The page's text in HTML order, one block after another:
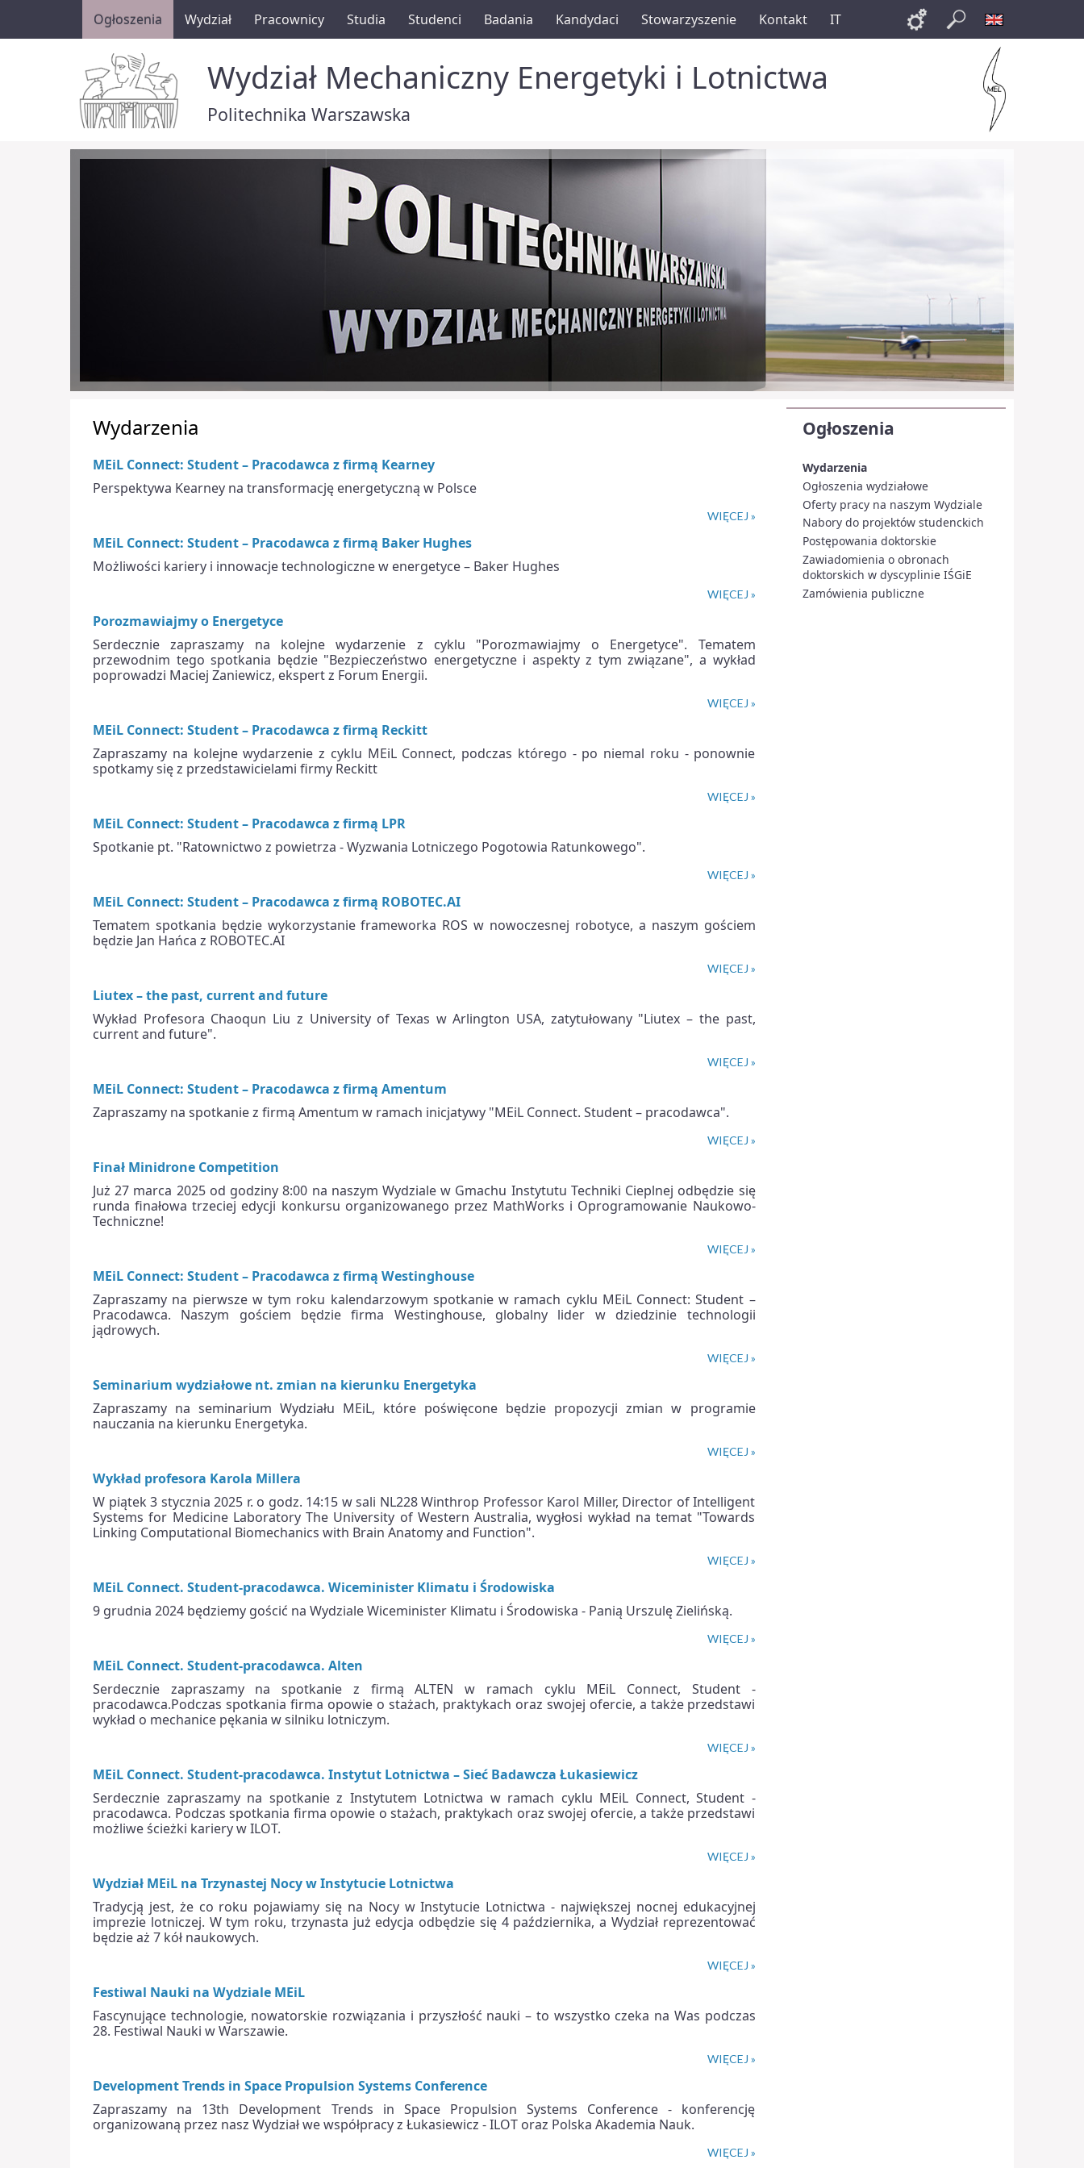
Ogłoszenia Wydział Pracownicy Studia Studenci Badania Kandydaci Stowarzyszenie Kontakt IT Links Szukaj
Wydział Mechaniczny Energetyki i Lotnictwa
Politechnika Warszawska
Ogłoszenia
Wydarzenia
Ogłoszenia wydziałowe
Oferty pracy na naszym Wydziale
Nabory do projektów studenckich
Postępowania doktorskie
Zawiadomienia o obronach
doktorskich w dyscyplinie IŚGiE
Zamówienia publiczne
Wydarzenia
MEiL Connect: Student – Pracodawca z firmą Kearney
Perspektywa Kearney na transformację energetyczną w Polsce
WIĘCEJ »
MEiL Connect: Student – Pracodawca z firmą Baker Hughes
Możliwości kariery i innowacje technologiczne w energetyce – Baker Hughes
WIĘCEJ »
Porozmawiajmy o Energetyce
Serdecznie zapraszamy na kolejne wydarzenie z cyklu "Porozmawiajmy o Energetyce". Tematem
przewodnim tego spotkania będzie "Bezpieczeństwo energetyczne i aspekty z tym związane", a wykład
poprowadzi Maciej Zaniewicz, ekspert z Forum Energii.
WIĘCEJ »
MEiL Connect: Student – Pracodawca z firmą Reckitt
Zapraszamy na kolejne wydarzenie z cyklu MEiL Connect, podczas którego - po niemal roku - ponownie
spotkamy się z przedstawicielami firmy Reckitt
WIĘCEJ »
MEiL Connect: Student – Pracodawca z firmą LPR
Spotkanie pt. "Ratownictwo z powietrza - Wyzwania Lotniczego Pogotowia Ratunkowego".
WIĘCEJ »
MEiL Connect: Student – Pracodawca z firmą ROBOTEC.AI
Tematem spotkania będzie wykorzystanie frameworka ROS w nowoczesnej robotyce, a naszym gościem
będzie Jan Hańca z ROBOTEC.AI
WIĘCEJ »
Liutex – the past, current and future
Wykład Profesora Chaoqun Liu z University of Texas w Arlington USA, zatytułowany "Liutex – the past,
current and future".
WIĘCEJ »
MEiL Connect: Student – Pracodawca z firmą Amentum
Zapraszamy na spotkanie z firmą Amentum w ramach inicjatywy "MEiL Connect. Student – pracodawca".
WIĘCEJ »
Finał Minidrone Competition
Już 27 marca 2025 od godziny 8:00 na naszym Wydziale w Gmachu Instytutu Techniki Cieplnej odbędzie się
runda finałowa trzeciej edycji konkursu organizowanego przez MathWorks i Oprogramowanie Naukowo-
Techniczne!
WIĘCEJ »
MEiL Connect: Student – Pracodawca z firmą Westinghouse
Zapraszamy na pierwsze w tym roku kalendarzowym spotkanie w ramach cyklu MEiL Connect: Student –
Pracodawca. Naszym gościem będzie firma Westinghouse, globalny lider w dziedzinie technologii
jądrowych.
WIĘCEJ »
Seminarium wydziałowe nt. zmian na kierunku Energetyka
Zapraszamy na seminarium Wydziału MEiL, które poświęcone będzie propozycji zmian w programie
nauczania na kierunku Energetyka.
WIĘCEJ »
Wykład profesora Karola Millera
W piątek 3 stycznia 2025 r. o godz. 14:15 w sali NL228 Winthrop Professor Karol Miller, Director of Intelligent
Systems for Medicine Laboratory The University of Western Australia, wygłosi wykład na temat "Towards
Linking Computational Biomechanics with Brain Anatomy and Function".
WIĘCEJ »
MEiL Connect. Student-pracodawca. Wiceminister Klimatu i Środowiska
9 grudnia 2024 będziemy gościć na Wydziale Wiceminister Klimatu i Środowiska - Panią Urszulę Zielińską.
WIĘCEJ »
MEiL Connect. Student-pracodawca. Alten
Serdecznie zapraszamy na spotkanie z firmą ALTEN w ramach cyklu MEiL Connect, Student -
pracodawca.Podczas spotkania firma opowie o stażach, praktykach oraz swojej ofercie, a także przedstawi
wykład o mechanice pękania w silniku lotniczym.
WIĘCEJ »
MEiL Connect. Student-pracodawca. Instytut Lotnictwa – Sieć Badawcza Łukasiewicz
Serdecznie zapraszamy na spotkanie z Instytutem Lotnictwa w ramach cyklu MEiL Connect, Student -
pracodawca. Podczas spotkania firma opowie o stażach, praktykach oraz swojej ofercie, a także przedstawi
możliwe ścieżki kariery w ILOT.
WIĘCEJ »
Wydział MEiL na Trzynastej Nocy w Instytucie Lotnictwa
Tradycją jest, że co roku pojawiamy się na Nocy w Instytucie Lotnictwa - największej nocnej edukacyjnej
imprezie lotniczej. W tym roku, trzynasta już edycja odbędzie się 4 października, a Wydział reprezentować
będzie aż 7 kół naukowych.
WIĘCEJ »
Festiwal Nauki na Wydziale MEiL
Fascynujące technologie, nowatorskie rozwiązania i przyszłość nauki – to wszystko czeka na Was podczas
28. Festiwal Nauki w Warszawie.
WIĘCEJ »
Development Trends in Space Propulsion Systems Conference
Zapraszamy na 13th Development Trends in Space Propulsion Systems Conference - konferencję
organizowaną przez nasz Wydział we współpracy z Łukasiewicz - ILOT oraz Polska Akademia Nauk.
WIĘCEJ »